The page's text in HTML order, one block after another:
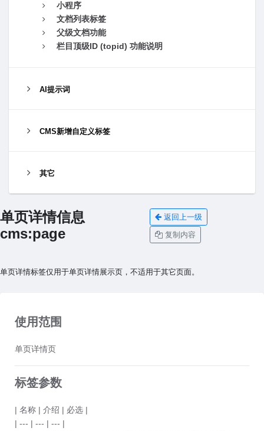
小程序
文档列表标签
父级文档功能
栏目顶级ID (topid) 功能说明
AI提示词
CMS新增自定义标签
其它
单页详情信息
cms:page
返回上一级
复制内容
单页详情标签仅用于单页详情展示页，不适用于其它页面。
使用范围
单页详情页
标签参数
| 名称 | 介绍 | 必选 |
| --- | --- | --- |